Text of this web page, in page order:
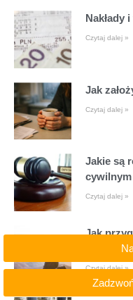
Nakłady
Czytaj dalej »
Jak
Czytaj dalej »
Jakie są
Czytaj dalej »
Jak
Czytaj dalej »